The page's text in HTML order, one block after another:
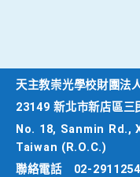
天主教崇光學校財團法
23149 新北市新店區三
No. 18, Sanmin
Taiwan (R.O.C.)
聯絡電話
02-